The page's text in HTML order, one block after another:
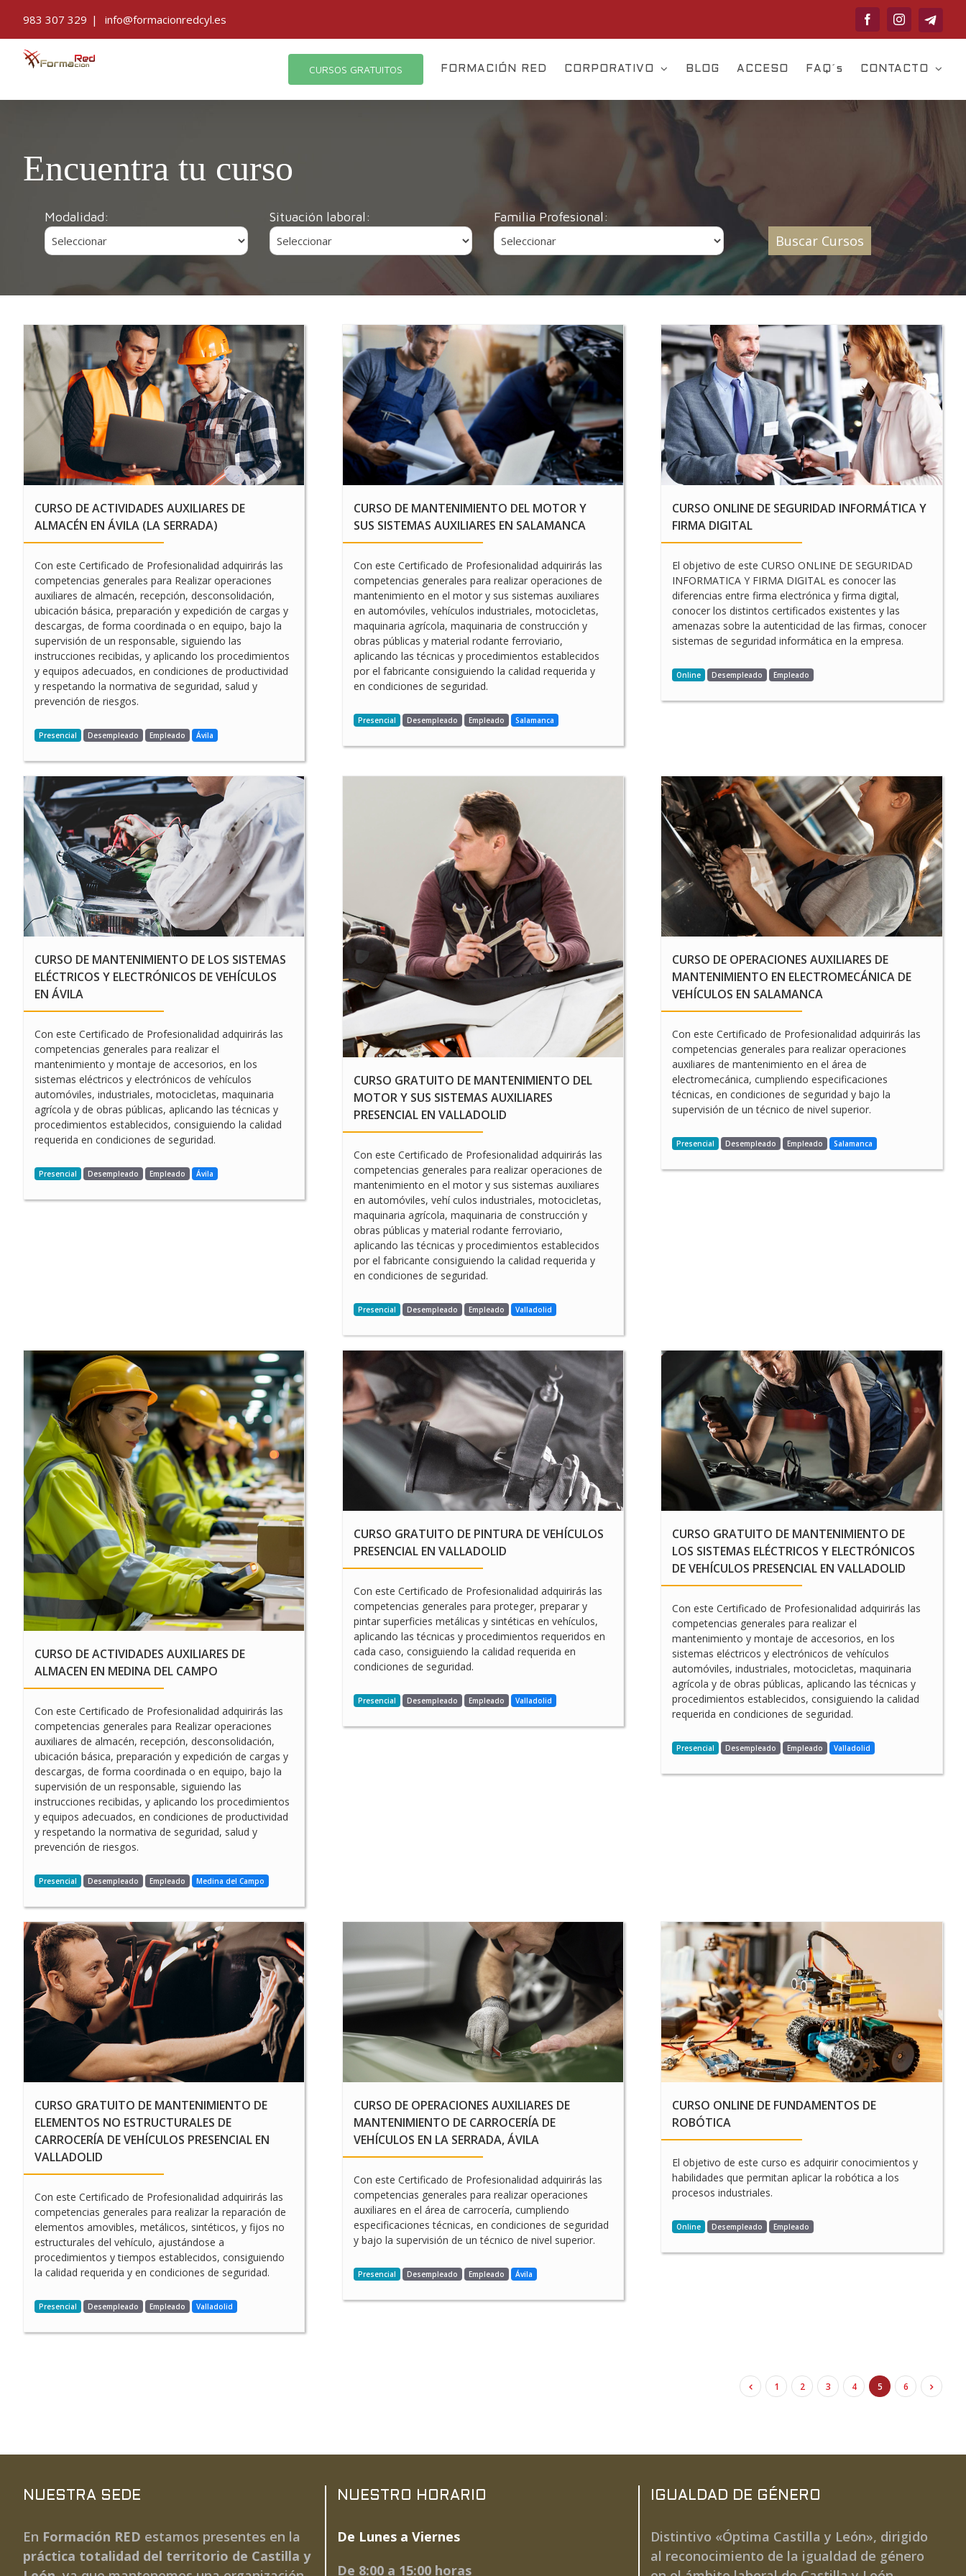
contenido
983 307 329 | info@formacionredcyl.es FacebookInstagram
Telegram
CURSOS GRATUITOS FORMACIÓN RED CORPORATIVO BLOG ACCESO FAQ´s CONTACTO
Encuentra tu curso
Modalidad: Situación laboral: Familia Profesional:
CURSO DE ACTIVIDADES AUXILIARES DE
ALMACÉN EN ÁVILA (LA SERRADA)
Con este Certificado de Profesionalidad adquirirás las
competencias generales para Realizar operaciones
auxiliares de almacén, recepción, desconsolidación,
ubicación básica, preparación y expedición de cargas y
descargas, de forma coordinada o en equipo, bajo la
supervisión de un responsable, siguiendo las
instrucciones recibidas, y aplicando los procedimientos
y equipos adecuados, en condiciones de productividad
y respetando la normativa de seguridad, salud y
prevención de riesgos.
Presencial Desempleado Empleado Ávila
CURSO DE
MANTENIMIENTO DEL
MOTOR Y SUS SISTEMAS
AUXILIARES EN
SALAMANCA
CURSO DE MANTENIMIENTO DEL MOTOR Y
SUS SISTEMAS AUXILIARES EN SALAMANCA
Con este Certificado de Profesionalidad adquirirás las
competencias generales para realizar operaciones de
mantenimiento en el motor y sus sistemas auxiliares
en automóviles, vehículos industriales, motocicletas,
maquinaria agrícola, maquinaria de construcción y
obras públicas y material rodante ferroviario,
aplicando las técnicas y procedimientos establecidos
por el fabricante consiguiendo la calidad requerida y
en condiciones de seguridad.
Presencial Desempleado Empleado Salamanca
CURSO ONLINE DE
SEGURIDAD INFORMÁTICA
Y FIRMA DIGITAL
CURSO ONLINE DE SEGURIDAD INFORMÁTICA Y
FIRMA DIGITAL
El objetivo de este CURSO ONLINE DE SEGURIDAD
INFORMATICA Y FIRMA DIGITAL es conocer las
diferencias entre firma electrónica y firma digital,
conocer los distintos certificados existentes y las
amenazas sobre la autenticidad de las firmas, conocer
sistemas de seguridad informática en la empresa.
Online Desempleado Empleado
CURSO DE MANTENIMIENTO DE LOS SISTEMAS
ELÉCTRICOS Y ELECTRÓNICOS DE VEHÍCULOS
EN ÁVILA
Con este Certificado de Profesionalidad adquirirás las
competencias generales para realizar el
mantenimiento y montaje de accesorios, en los
sistemas eléctricos y electrónicos de vehículos
automóviles, industriales, motocicletas, maquinaria
agrícola y de obras públicas, aplicando las técnicas y
procedimientos establecidos, consiguiendo la calidad
requerida en condiciones de seguridad.
Presencial Desempleado Empleado Ávila
CURSO GRATUITO DE
MANTENIMIENTO DEL
MOTOR Y SUS SISTEMAS
AUXILIARES PRESENCIAL
EN VALLADOLID
CURSO GRATUITO DE MANTENIMIENTO DEL
MOTOR Y SUS SISTEMAS AUXILIARES
PRESENCIAL EN VALLADOLID
Con este Certificado de Profesionalidad adquirirás las
competencias generales para realizar operaciones de
mantenimiento en el motor y sus sistemas auxiliares
en automóviles, vehí culos industriales, motocicletas,
maquinaria agrícola, maquinaria de construcción y
obras públicas y material rodante ferroviario,
aplicando las técnicas y procedimientos establecidos
por el fabricante consiguiendo la calidad requerida y
en condiciones de seguridad.
Presencial Desempleado Empleado Valladolid
CURSO DE OPERACIONES
AUXILIARES DE
MANTENIMIENTO EN
ELECTROMECÁNICA DE
VEHÍCULOS EN
SALAMANCA
CURSO DE OPERACIONES AUXILIARES DE
MANTENIMIENTO EN ELECTROMECÁNICA DE
VEHÍCULOS EN SALAMANCA
Con este Certificado de Profesionalidad adquirirás las
competencias generales para realizar operaciones
auxiliares de mantenimiento en el área de
electromecánica, cumpliendo especificaciones
técnicas, en condiciones de seguridad y bajo la
supervisión de un técnico de nivel superior.
Presencial Desempleado Empleado Salamanca
CURSO DE ACTIVIDADES AUXILIARES DE
ALMACEN EN MEDINA DEL CAMPO
Con este Certificado de Profesionalidad adquirirás las
competencias generales para Realizar operaciones
auxiliares de almacén, recepción, desconsolidación,
ubicación básica, preparación y expedición de cargas y
descargas, de forma coordinada o en equipo, bajo la
supervisión de un responsable, siguiendo las
instrucciones recibidas, y aplicando los procedimientos
y equipos adecuados, en condiciones de productividad
y respetando la normativa de seguridad, salud y
prevención de riesgos.
Presencial Desempleado Empleado Medina del Campo
CURSO GRATUITO DE
PINTURA DE VEHÍCULOS
PRESENCIAL EN
VALLADOLID
CURSO GRATUITO DE PINTURA DE VEHÍCULOS
PRESENCIAL EN VALLADOLID
Con este Certificado de Profesionalidad adquirirás las
competencias generales para proteger, preparar y
pintar superficies metálicas y sintéticas en vehículos,
aplicando las técnicas y procedimientos requeridos en
cada caso, consiguiendo la calidad requerida en
condiciones de seguridad.
Presencial Desempleado Empleado Valladolid
CURSO GRATUITO DE
MANTENIMIENTO DE LOS
SISTEMAS ELÉCTRICOS Y
ELECTRÓNICOS DE
VEHÍCULOS PRESENCIAL
EN VALLADOLID
CURSO GRATUITO DE MANTENIMIENTO DE
LOS SISTEMAS ELÉCTRICOS Y ELECTRÓNICOS
DE VEHÍCULOS PRESENCIAL EN VALLADOLID
Con este Certificado de Profesionalidad adquirirás las
competencias generales para realizar el
mantenimiento y montaje de accesorios, en los
sistemas eléctricos y electrónicos de vehículos
automóviles, industriales, motocicletas, maquinaria
agrícola y de obras públicas, aplicando las técnicas y
procedimientos establecidos, consiguiendo la calidad
requerida en condiciones de seguridad.
Presencial Desempleado Empleado Valladolid
CURSO GRATUITO DE MANTENIMIENTO DE
ELEMENTOS NO ESTRUCTURALES DE
CARROCERÍA DE VEHÍCULOS PRESENCIAL EN
VALLADOLID
Con este Certificado de Profesionalidad adquirirás las
competencias generales para realizar la reparación de
elementos amovibles, metálicos, sintéticos, y fijos no
estructurales del vehículo, ajustándose a
procedimientos y tiempos establecidos, consiguiendo
la calidad requerida y en condiciones de seguridad.
Presencial Desempleado Empleado Valladolid
CURSO DE OPERACIONES
AUXILIARES DE
MANTENIMIENTO DE
CARROCERÍA DE
VEHÍCULOS EN LA
SERRADA, ÁVILA
CURSO DE OPERACIONES AUXILIARES DE
MANTENIMIENTO DE CARROCERÍA DE
VEHÍCULOS EN LA SERRADA, ÁVILA
Con este Certificado de Profesionalidad adquirirás las
competencias generales para realizar operaciones
auxiliares en el área de carrocería, cumpliendo
especificaciones técnicas, en condiciones de seguridad
y bajo la supervisión de un técnico de nivel superior.
Presencial Desempleado Empleado Ávila
CURSO ONLINE DE
FUNDAMENTOS DE
ROBÓTICA
CURSO ONLINE DE FUNDAMENTOS DE
ROBÓTICA
El objetivo de este curso es adquirir conocimientos y
habilidades que permitan aplicar la robótica a los
procesos industriales.
Online Desempleado Empleado
1 2 3 4 5 6
NUESTRA SEDE
En Formación RED estamos presentes en la
práctica totalidad del territorio de Castilla y
NUESTRO HORARIO
De Lunes a Viernes
De 8:00 a 15:00 horas
IGUALDAD DE GÉNERO
Distintivo «Óptima Castilla y León», dirigido
al reconocimiento de la igualdad de género